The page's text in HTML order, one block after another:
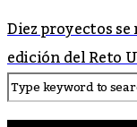
Diez proyectos
edición del Reto U